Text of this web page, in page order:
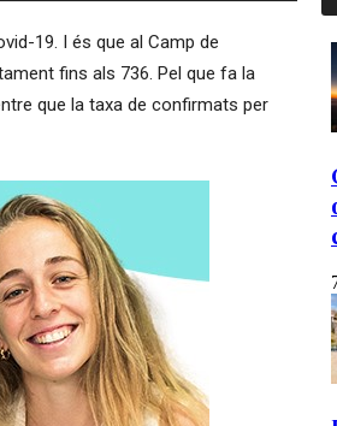
19. I és que al Camp de
fins als 736. Pel que fa la
que la taxa de confirmats per